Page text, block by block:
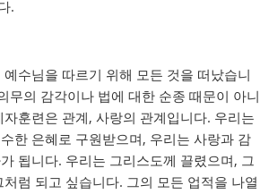
.
수님을 따르기 위해 모든 것을 떠났습니
무의 감각이나 법에 대한 순종 때문이 아니
자훈련은 관계, 사랑의 관계입니다. 우리는
한 은혜로 구원받으며, 우리는 사랑과 감
됩니다. 우리는 그리스도께 끌렸으며, 그
처럼 되고 싶습니다. 그의 모든 업적을 나열